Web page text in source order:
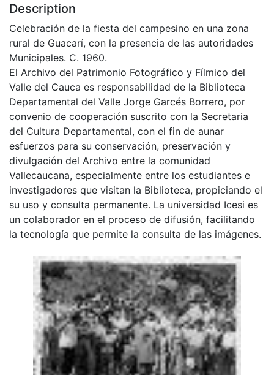
Description
Celebración de la fiesta del campesino en una zona
rural de Guacarí, con la presencia de las autoridades
Municipales. C. 1960.
El Archivo del Patrimonio Fotográfico y Fílmico del
Valle del Cauca es responsabilidad de la Biblioteca
Departamental del Valle Jorge Garcés Borrero, por
convenio de cooperación suscrito con la Secretaria
del Cultura Departamental, con el fin de aunar
esfuerzos para su conservación, preservación y
divulgación del Archivo entre la comunidad
Vallecaucana, especialmente entre los estudiantes e
investigadores que visitan la Biblioteca, propiciando el
su uso y consulta permanente. La universidad Icesi es
un colaborador en el proceso de difusión, facilitando
la tecnología que permite la consulta de las imágenes.